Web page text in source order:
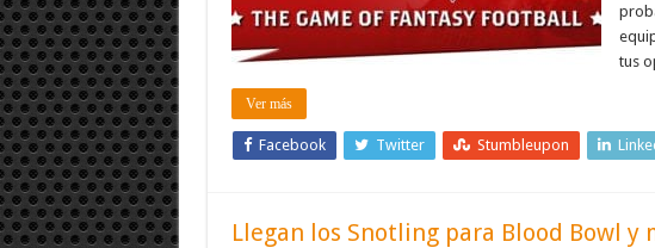
tus
Ver más
Facebook Twitter Stumbleupon
Llegan los Snotling para Blood Bowl y